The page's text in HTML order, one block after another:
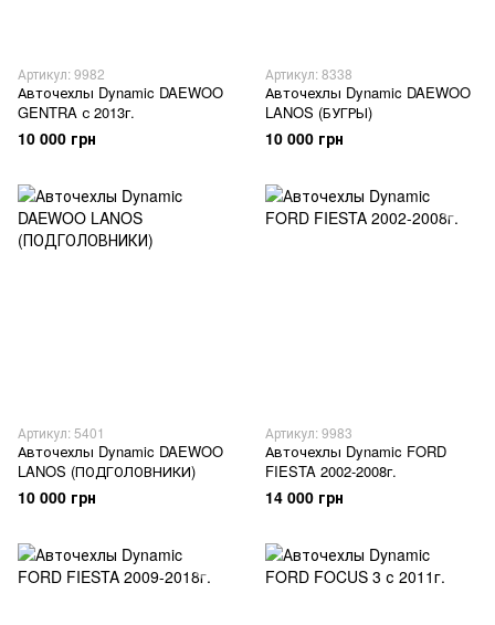
Артикул: 9982
Авточехлы Dynamic DAEWOO
GENTRA с 2013г.
10 000 грн
Артикул: 8338
Авточехлы Dynamic DAEWOO
LANOS (БУГРЫ)
10 000 грн
Артикул: 5401
Авточехлы Dynamic DAEWOO
LANOS (ПОДГОЛОВНИКИ)
10 000 грн
Артикул: 9983
Авточехлы Dynamic FORD
FIESTA 2002-2008г.
14 000 грн